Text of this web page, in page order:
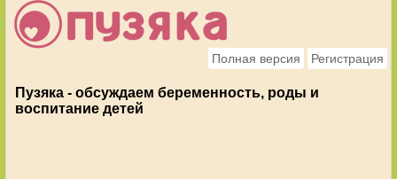
Полная версия Регистрация
Пузяка - обсуждаем беременность, роды и
воспитание детей